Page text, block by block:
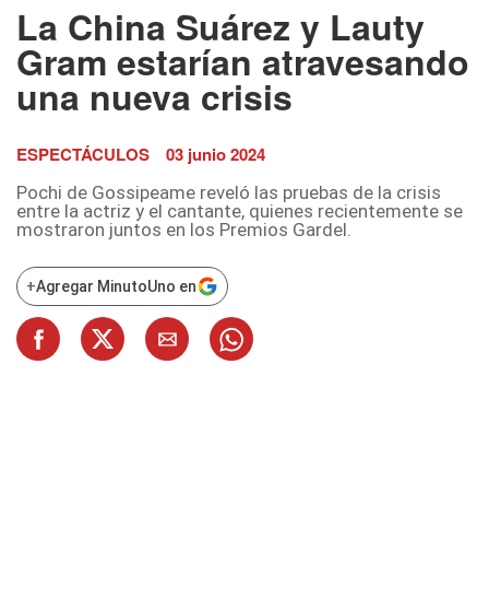
La China Suárez y Lauty
Gram estarían atravesando
una nueva crisis
ESPECTÁCULOS 03 junio 2024
Pochi de Gossipeame reveló las pruebas de la crisis
entre la actriz y el cantante, quienes recientemente se
mostraron juntos en los Premios Gardel.
+Agregar MinutoUno en